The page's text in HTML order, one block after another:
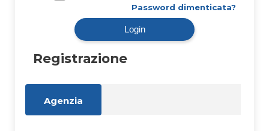
Password dimenticata?
Login
Registrazione
Agenzia